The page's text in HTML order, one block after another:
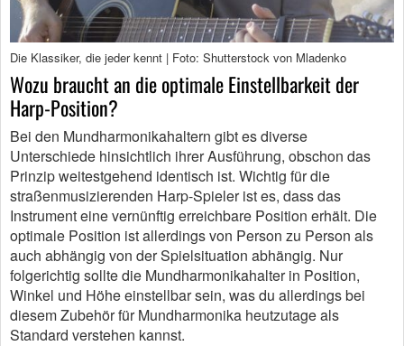
Die Klassiker, die jeder kennt | Foto: Shutterstock von Mladenko
Wozu braucht an die optimale Einstellbarkeit der
Harp-Position?
Bei den Mundharmonikahaltern gibt es diverse
Unterschiede hinsichtlich ihrer Ausführung, obschon das
Prinzip weitestgehend identisch ist. Wichtig für die
straßenmusizierenden Harp-Spieler ist es, dass das
Instrument eine vernünftig erreichbare Position erhält. Die
optimale Position ist allerdings von Person zu Person als
auch abhängig von der Spielsituation abhängig. Nur
folgerichtig sollte die Mundharmonikahalter in Position,
Winkel und Höhe einstellbar sein, was du allerdings bei
diesem Zubehör für Mundharmonika heutzutage als
Standard verstehen kannst.